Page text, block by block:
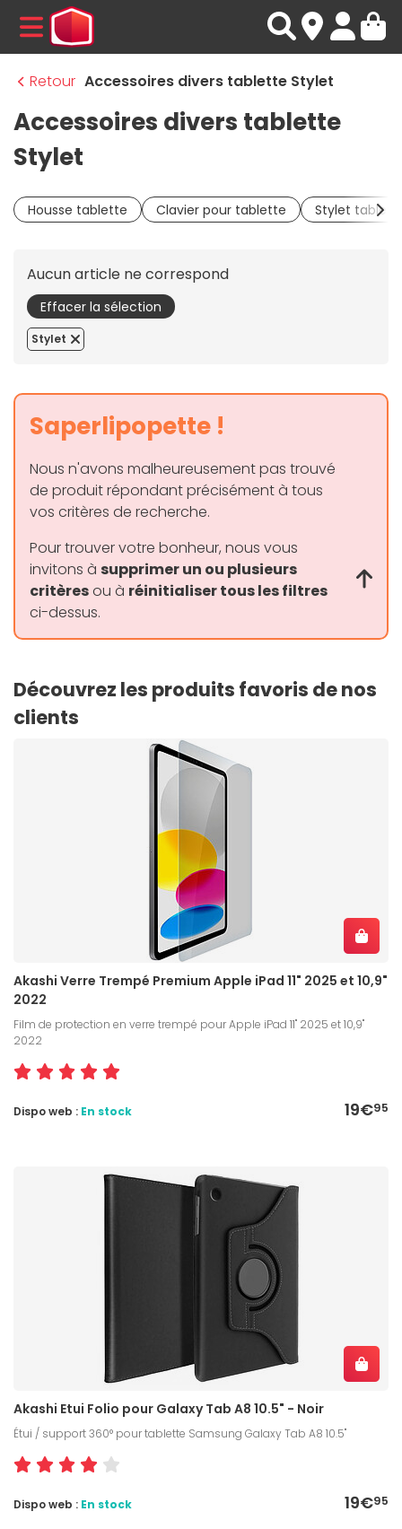
MENU
Retour Accessoires divers tablette Stylet
Accessoires divers tablette
Stylet
Housse tablette Clavier pour tablette Stylet
Aucun article ne correspond
Effacer la sélection
Stylet
Saperlipopette !
Nous n'avons malheureusement pas trouvé
de produit répondant précisément à tous
vos critères de recherche.
Pour trouver votre bonheur, nous vous
invitons à supprimer un ou plusieurs
critèresou à réinitialiser tous les filtres
ci-dessus.
Découvrez les produits favoris de nos
clients
Akashi Verre Trempé Premium Apple iPad 11" 2025 et 10,9"
2022
Film de protection en verre trempé pour Apple iPad 11" 2025 et 10,9"
2022
19€95
Dispo web : En stock
Akashi Etui Folio pour Galaxy Tab A8 10.5" - Noir
Étui / support 360° pour tablette Samsung Galaxy Tab A8 10.5"
19€95
Dispo web : En stock